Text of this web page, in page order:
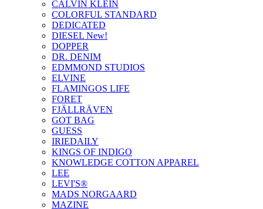
CALVIN KLEIN
COLORFUL STANDARD
DEDICATED
DIESEL New!
DOPPER
DR. DENIM
EDMMOND STUDIOS
ELVINE
FLAMINGOS LIFE
FORET
FJÄLLRÄVEN
GOT BAG
GUESS
IRIEDAILY
KINGS OF INDIGO
KNOWLEDGE COTTON APPAREL
LEE
LEVI'S®
MADS NORGAARD
MAZINE